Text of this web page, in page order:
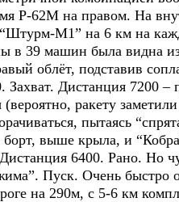
Р-62М на правом. На
М1” на 6 км на
в 39 машин была видна
облёт, подставив
Захват. Дистанция 7200 –
(вероятно, ракету
пытаясь
борт, выше крыла, и
6400. Рано. Но
Пуск. Очень быстро
на 290м, с 5-6 км